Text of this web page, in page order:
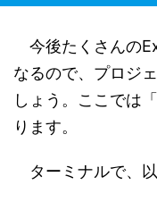
今後たくさんの
なるので、プロジ
しょう。ここでは
ります。
ターミナルで、以